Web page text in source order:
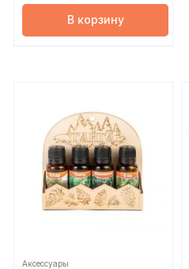
В корзину
Аксессуары